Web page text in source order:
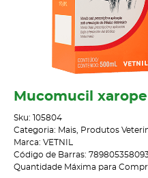
Mucomucil
Sku: 105804
Categoria: Mais
Produtos
Marca: VETNIL
Código de Barras:
Quantidade Máxima para